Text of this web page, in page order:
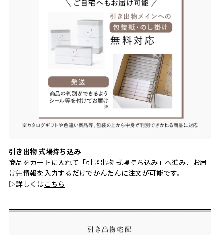
引き出物 式場持ち込み
商品をカートに入れて「引き出物 式場持ち込み」へ進み、お届
け先情報を入力するだけでかんたんに注文が可能です。
▷詳しくはこちら